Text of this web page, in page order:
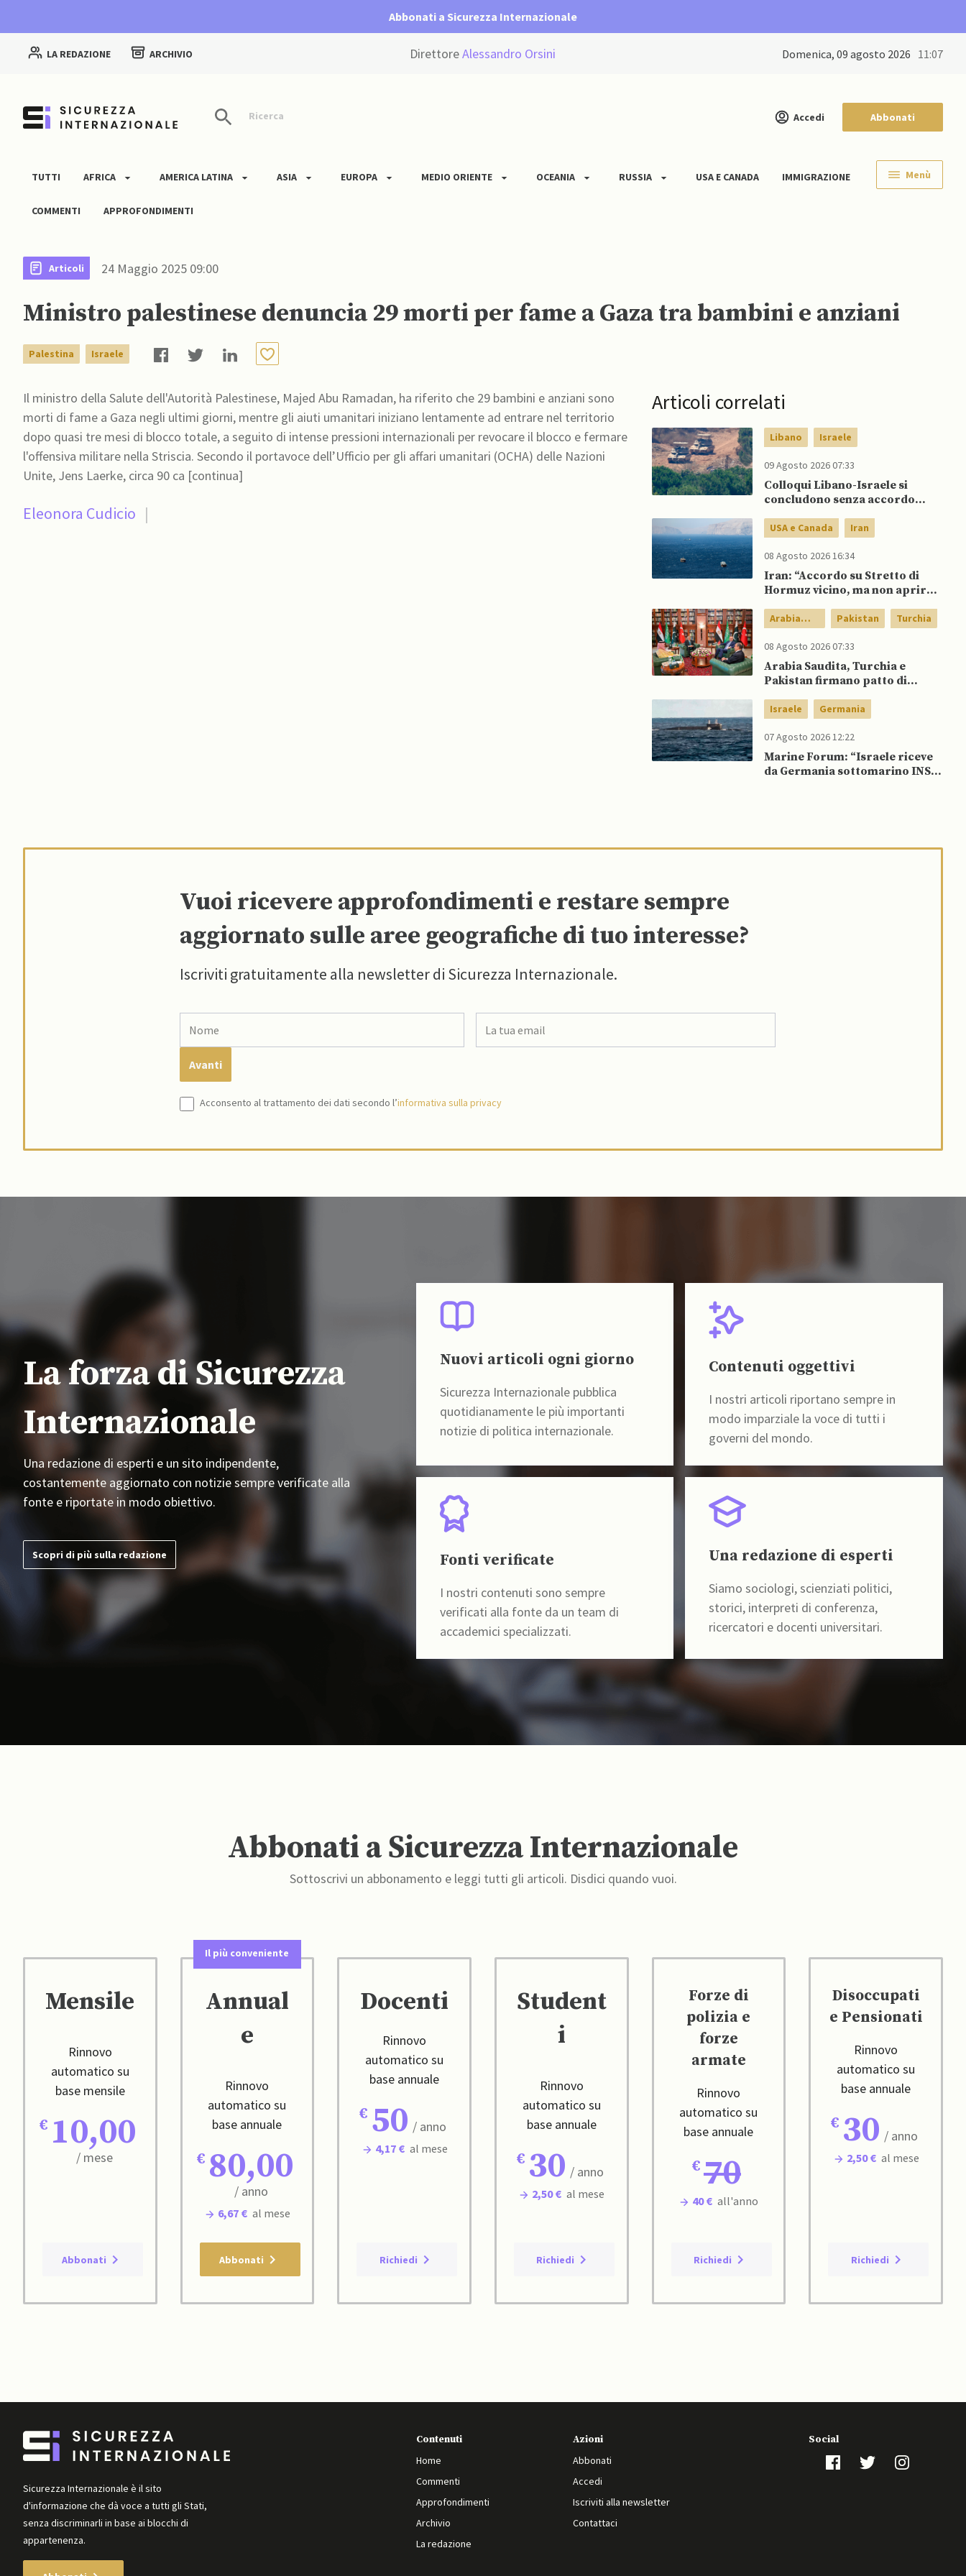
Abbonati a Sicurezza Internazionale
LA REDAZIONE ARCHIVIO DirettoreAlessandro Orsini domenica, 09 agosto 2026 11:07
Ricerca Accedi Abbonati
TUTTI AFRICA AMERICA LATINA ASIA EUROPA MEDIO ORIENTE OCEANIA RUSSIA USA E CANADA IMMIGRAZIONE
COMMENTI APPROFONDIMENTI
Menù
Articoli 24 Maggio 2025 09:00
Ministro palestinese denuncia 29 morti per fame a Gaza tra bambini e anziani
Palestina Israele
Il ministro della Salute dell'Autorità Palestinese, Majed Abu Ramadan, ha riferito che 29 bambini e anziani sono
morti di fame a Gaza negli ultimi giorni, mentre gli aiuti umanitari iniziano lentamente ad entrare nel territorio
dopo quasi tre mesi di blocco totale, a seguito di intense pressioni internazionali per revocare il blocco e fermare
l'offensiva militare nella Striscia. Secondo il portavoce dell’Ufficio per gli affari umanitari (OCHA) delle Nazioni
Unite, Jens Laerke, circa 90 ca [continua]
Eleonora Cudicio |
Articoli correlati
Libano Israele
09 Agosto 2026 07:33
Colloqui Libano-Israele si
concludono senza accordo
USA e Canada Iran
08 Agosto 2026 16:34
Iran: “Accordo su Stretto di
Hormuz vicino, ma non aprirà il
Arabia
Saudita
Pakistan Turchia
08 Agosto 2026 07:33
Arabia Saudita, Turchia e
Pakistan firmano patto di
Israele Germania
07 Agosto 2026 12:22
Marine Forum: “Israele riceve
da Germania sottomarino INS
Vuoi ricevere approfondimenti e restare sempre
aggiornato sulle aree geografiche di tuo interesse?
Iscriviti gratuitamente alla newsletter di Sicurezza Internazionale.
Acconsento al trattamento dei dati secondo l’informativa sulla privacy
La forza di Sicurezza
Internazionale
Una redazione di esperti e un sito indipendente,
costantemente aggiornato con notizie sempre verificate alla
fonte e riportate in modo obiettivo.
Scopri di più sulla redazione
Nuovi articoli ogni giorno
Sicurezza Internazionale pubblica
quotidianamente le più importanti
notizie di politica internazionale.
Contenuti oggettivi
I nostri articoli riportano sempre in
modo imparziale la voce di tutti i
governi del mondo.
Fonti verificate
I nostri contenuti sono sempre
verificati alla fonte da un team di
accademici specializzati.
Una redazione di esperti
Siamo sociologi, scienziati politici,
storici, interpreti di conferenza,
ricercatori e docenti universitari.
Abbonati a Sicurezza Internazionale
Sottoscrivi un abbonamento e leggi tutti gli articoli. Disdici quando vuoi.
Mensile
Rinnovo
automatico su
base mensile
10,00
/ mese
Abbonati
Il più conveniente
Annual
e
Rinnovo
automatico su
base annuale
80,00
/ anno
6,67 € al mese
Abbonati
Docenti
Rinnovo
automatico su
base annuale
50 / anno
4,17 € al mese
Richiedi
Student
i
Rinnovo
automatico su
base annuale
30 / anno
2,50 € al mese
Richiedi
Forze di
polizia e
forze
armate
Rinnovo
automatico su
base annuale
70
40 € all'anno
Richiedi
Disoccupati
e Pensionati
Rinnovo
automatico su
base annuale
30 / anno
2,50 € al mese
Richiedi
Sicurezza Internazionale è il sito
d'informazione che dà voce a tutti gli Stati,
senza discriminarli in base ai blocchi di
appartenenza.
Contenuti
Home
Commenti
Approfondimenti
Archivio
La redazione
Azioni
Abbonati
Accedi
Iscriviti alla newsletter
Contattaci
Social